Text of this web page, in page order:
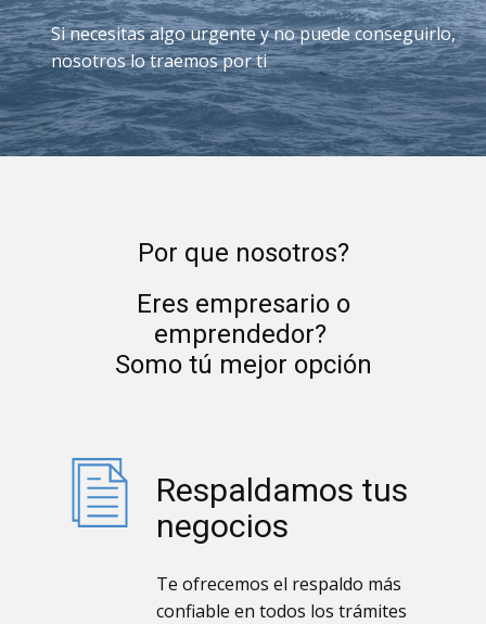
Si necesitas algo urgente y no puede conseguirlo,
nosotros lo traemos por ti
Por que nosotros?
Eres empresario o
emprendedor?
Somo tú mejor opción
Respaldamos tus
negocios
Te ofrecemos el respaldo más
confiable en todos los trámites